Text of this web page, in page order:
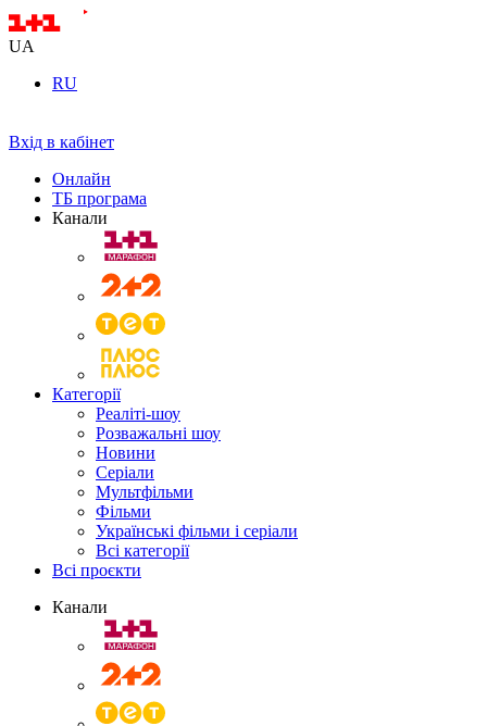
UA
RU
Вхід в кабінет
Онлайн
ТБ програма
Канали
Категорії
Реаліті-шоу
Розважальні шоу
Новини
Серіали
Мультфільми
Фільми
Українські фільми і серіали
Всі категорії
Всі проєкти
Канали